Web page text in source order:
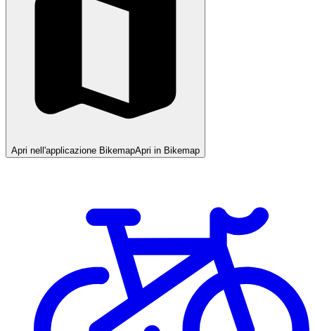
Apri nell'applicazione BikemapApri in Bikemap